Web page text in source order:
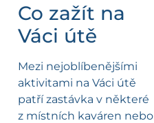
Co zažít na
Váci útě
Mezi nejoblíbenějšími
aktivitami na Váci útě
patří zastávka v některé
z místních kaváren nebo